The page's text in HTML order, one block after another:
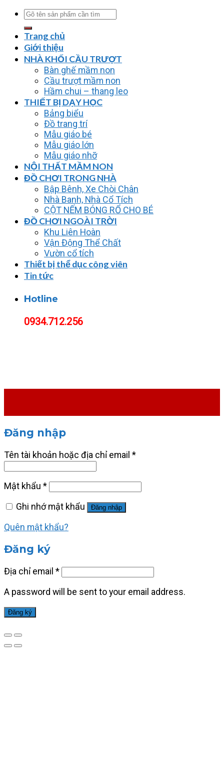
Tìm
kiếm:
Trang chủ
Giới thiệu
NHÀ KHỐI CẦU TRƯỢT
Bàn ghế mầm non
Cầu trượt mầm non
Hầm chui – thang leo
THIẾT BỊ DẠY HỌC
Bảng biểu
Đồ trang trí
Mẫu giáo bé
Mẫu giáo lớn
Mẫu giáo nhỡ
NỘI THẤT MẦM NON
ĐỒ CHƠI TRONG NHÀ
Bập Bênh, Xe Chòi Chân
Nhà Banh, Nhà Cổ Tích
CỘT NẾM BÓNG RỔ CHO BÉ
ĐỒ CHƠI NGOÀI TRỜI
Khu Liên Hoàn
Vận Động Thể Chất
Vườn cổ tích
Thiết bị thể dục công viên
Tin tức
Hotline
0934.712.256
Đăng nhập
Tên tài khoản hoặc địa chỉ email *
Mật khẩu *
Ghi nhớ mật khẩu
Đăng nhập
Quên mật khẩu?
Đăng ký
Địa chỉ email *
A password will be sent to your email address.
Đăng ký